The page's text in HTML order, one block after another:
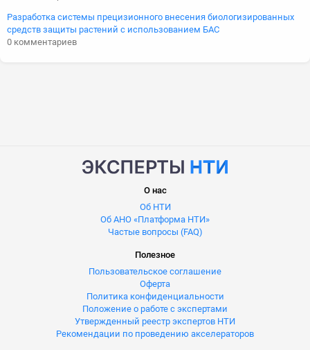
Разработка системы прецизионного внесения биологизированных
средств защиты растений с использованием БАС
0 комментариев
О нас
Об НТИ
Об АНО «Платформа НТИ»
Частые вопросы (FAQ)
Полезное
Пользовательское соглашение
Оферта
Политика конфиденциальности
Положение о работе с экспертами
Утвержденный реестр экспертов НТИ
Рекомендации по проведению акселераторов